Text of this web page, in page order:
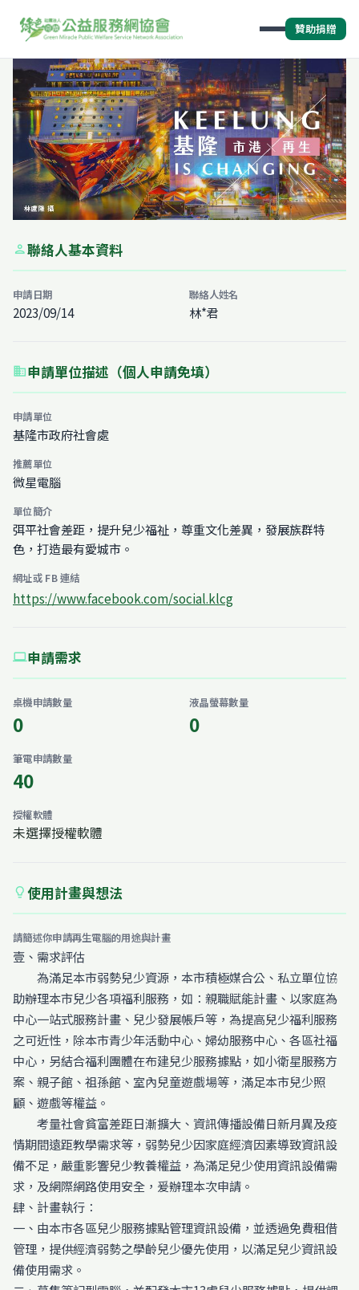
贊助捐贈
person聯絡人基本資料
申請日期
2023/09/14
聯絡人姓名
林*君
business申請單位描述（個人申請免填）
申請單位
基隆市政府社會處
推薦單位
微星電腦
單位簡介
弭平社會差距，提升兒少福祉，尊重文化差異，發展族群特
色，打造最有愛城市。
網址或 FB 連結
https://www.facebook.com/social.klcg
computer申請需求
桌機申請數量
0
液晶螢幕數量
0
筆電申請數量
40
授權軟體
未選擇授權軟體
lightbulb 使用計畫與想法
請簡述你申請再生電腦的用途與計畫
壹、需求評估
為滿足本市弱勢兒少資源，本市積極媒合公、私立單位協
助辦理本市兒少各項福利服務，如：親職賦能計畫、以家庭為
中心一站式服務計畫、兒少發展帳戶等，為提高兒少福利服務
之可近性，除本市青少年活動中心、婦幼服務中心、各區社福
中心，另結合福利團體在布建兒少服務據點，如小衛星服務方
案、親子館、祖孫館、室內兒童遊戲場等，滿足本市兒少照
顧、遊戲等權益。
考量社會貧富差距日漸擴大、資訊傳播設備日新月異及疫
情期間遠距教學需求等，弱勢兒少因家庭經濟因素導致資訊設
備不足，嚴重影響兒少教養權益，為滿足兒少使用資訊設備需
求，及網際網路使用安全，爰辦理本次申請。
肆、計畫執行：
一、由本市各區兒少服務據點管理資訊設備，並透過免費租借
管理，提供經濟弱勢之學齡兒少優先使用，以滿足兒少資訊設
備使用需求。